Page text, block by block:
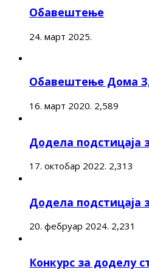
Обавештење
24. март 2025.
Обавештење Дома
16. март 2020. 2,589
Додела подстицаја
17. октобар 2022. 2,313
Додела подстицаја
20. фебруар 2024. 2,231
Конкурс за доделу